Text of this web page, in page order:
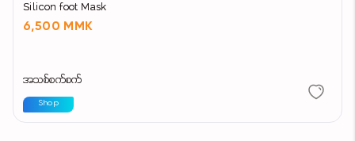
Silicon foot Mask
6,500 MMK
အသစ်စက်စက်
Shop